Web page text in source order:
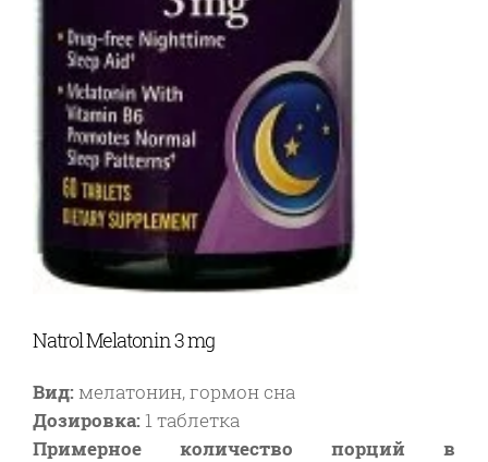
Natrol Melatonin 3 mg
Вид: мелатонин, гормон сна
Дозировка: 1 таблетка
Примерное количество порций в